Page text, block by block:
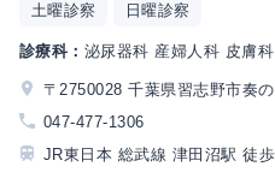
土曜診察 日曜診察
診療科： 泌尿器科 産婦人科 皮膚科
〒2750028 千葉県習志野市奏
047-477-1306
JR東日本 総武線 津田沼駅 徒